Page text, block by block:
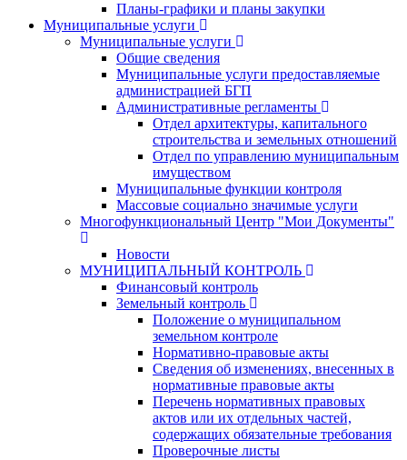
Планы-графики и планы закупки
Муниципальные услуги
Муниципальные услуги
Общие сведения
Муниципальные услуги предоставляемые
администрацией БГП
Административные регламенты
Отдел архитектуры, капитального
строительства и земельных отношений
Отдел по управлению муниципальным
имуществом
Муниципальные функции контроля
Массовые социально значимые услуги
Многофункциональный Центр "Мои Документы"
Новости
МУНИЦИПАЛЬНЫЙ КОНТРОЛЬ
Финансовый контроль
Земельный контроль
Положение о муниципальном
земельном контроле
Нормативно-правовые акты
Сведения об изменениях, внесенных в
нормативные правовые акты
Перечень нормативных правовых
актов или их отдельных частей,
содержащих обязательные требования
Проверочные листы